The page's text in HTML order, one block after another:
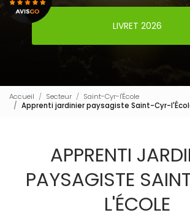
LIVRET 2026
Accueil Secteur
Saint-Cyr-l'École
Apprenti jardinier paysagiste Saint-Cyr-
APPRENTI
PAYSAGISTE
L'ÉCOLE